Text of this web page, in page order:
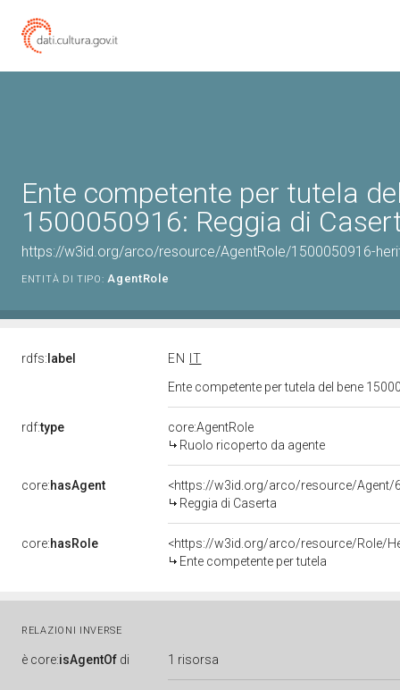
Ente competente per tutela
1500050916: Reggia di
https://w3id.org/arco/resource/AgentRole/1500050916-
ENTITÀ DI TIPO: AgentRole
rdfs: label EN
IT
Ente competente per tutela del bene
rdf:type
core:AgentRole
Ruolo ricoperto da agente
core:hasAgent
<https://w3id.org/arco/resource/Agent/
Reggia di Caserta
core:hasRole
<https://w3id.org/arco/resource/Role/
Ente competente per tutela
RELAZIONI INVERSE
è core:isAgentOf di 1 risorsa